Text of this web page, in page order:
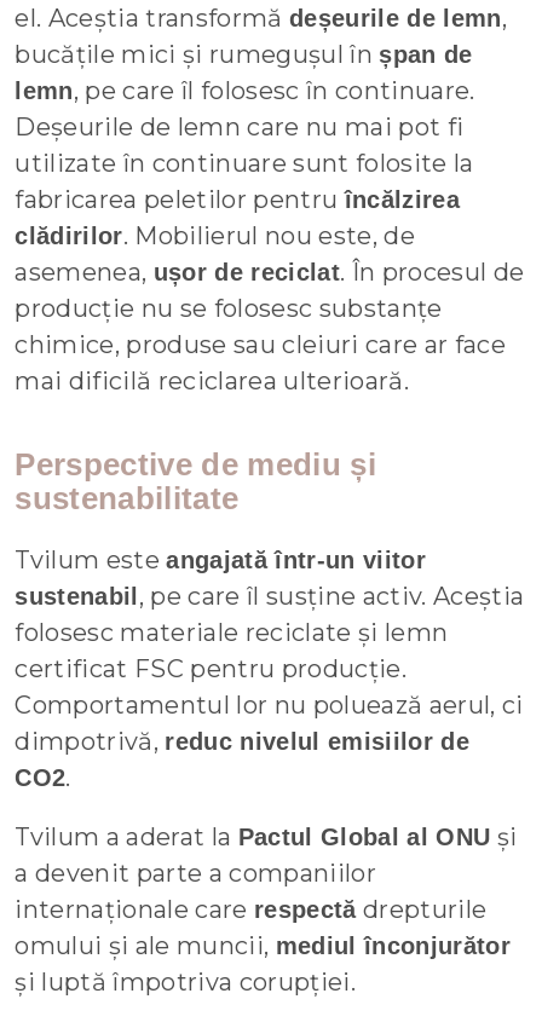
el. Aceștia transformă deșeurile de lemn,
bucățile mici și rumegușul în șpan de
lemn, pe care îl folosesc în continuare.
Deșeurile de lemn care nu mai pot fi
utilizate în continuare sunt folosite la
fabricarea peletilor pentruîncălzirea
clădirilor. Mobilierul nou este, de
asemenea, ușor de reciclat. În procesul de
producție nu se folosesc substanțe
chimice, produse sau cleiuri care ar face
mai dificilă reciclarea ulterioară.
Perspective de mediu și
sustenabilitate
Tvilum esteangajată într-un viitor
sustenabil , pe care îl susține activ. Aceștia
folosesc materiale reciclate și lemn
certificat FSC pentru producție.
Comportamentul lor nu poluează aerul, ci
dimpotrivă, reduc nivelul emisiilor de
CO2.
Tvilum a aderat la Pactul Global al ONU și
a devenit parte a companiilor
internaționale care respectădrepturile
omului și ale muncii, mediul înconjurător
și luptă împotriva corupției.